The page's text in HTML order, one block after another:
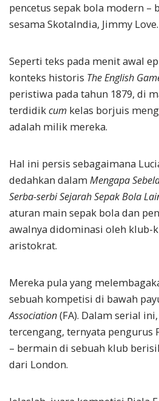
pencetus sepak bola modern –
sesama Skotalndia, Jimmy Love.
Seperti teks pada menit awal
konteks historis The English
peristiwa pada tahun 1879, di
terdidikcum kelas borjuis
adalah milik mereka.
Hal ini persis sebagaimana
dedahkan dalam Mengapa
Serba-serbi Sejarah Sepak Bola
aturan main sepak bola dan
awalnya didominasi oleh klub-
aristokrat.
Mereka pula yang
sebuah kompetisi di bawah
Association(FA). Dalam serial
tercengang, ternyata pengurus
– bermain di sebuah klub
dari London.